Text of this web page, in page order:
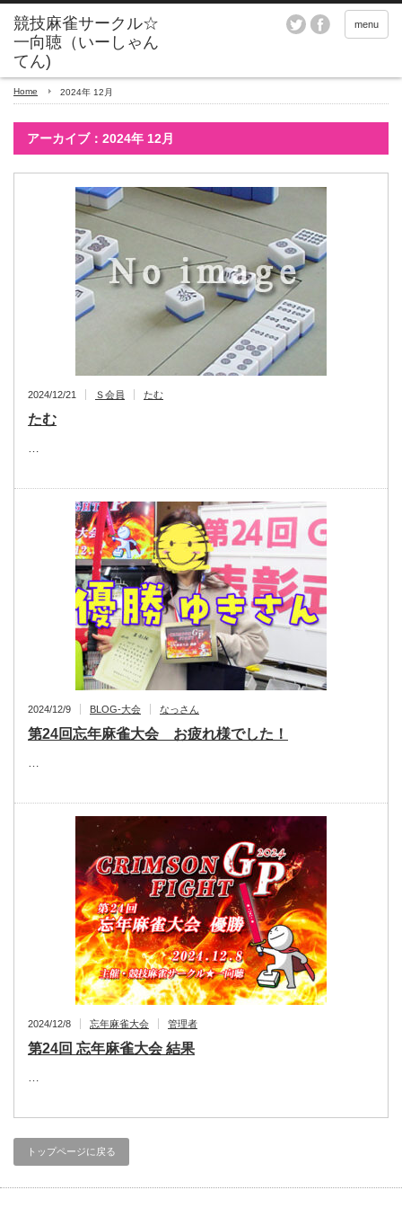
menu
Home 2024年 12月
アーカイブ：2024年 12月
2024/12/21 Ｓ会員 たむ
たむ
…
2024/12/9 BLOG-大会 なっさん
第24回忘年麻雀大会 お疲れ様でした！
…
2024/12/8 忘年麻雀大会 管理者
第24回 忘年麻雀大会 結果
…
トップページに戻る